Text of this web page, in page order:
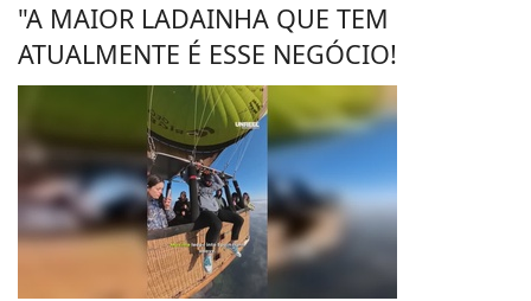
"A MAIOR LADAINHA QUE TEM
ATUALMENTE É ESSE NEGÓCIO!